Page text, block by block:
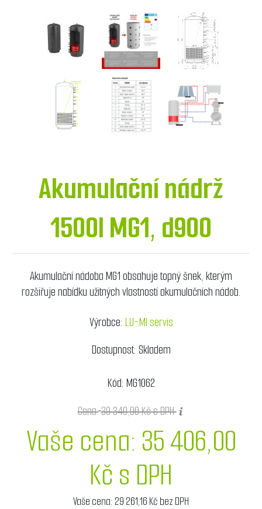
Akumulační nádrž
1500l MG1, d900
Akumulační nádoba MG1 obsahuje topný šnek, kterým
rozšiřuje nabídku užitných vlastností akumulačních nádob.
Výrobce:LU-MI servis
Dostupnost:Skladem
Kód:MG1062
Cena:39 340,00 Kč s DPH
Vaše cena: 35 406,00
Kč s DPH
Vaše cena: 29 261,16 Kč bez DPH